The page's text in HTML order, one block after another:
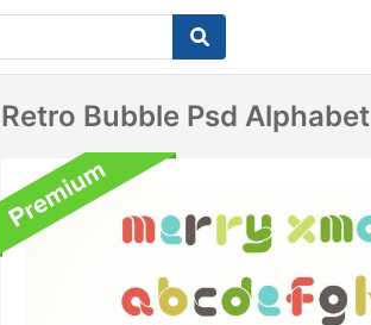
Retro Bubble Psd Alphabet